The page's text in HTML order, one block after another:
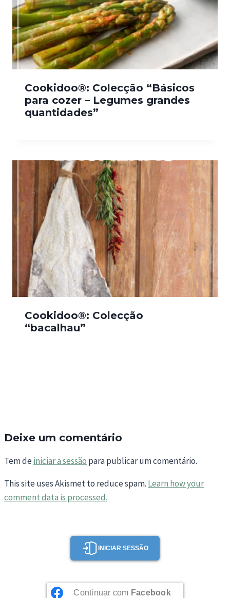
Cookidoo®: Colecção “Básicos
para cozer – Legumes grandes
quantidades”
Cookidoo®: Colecção
“bacalhau”
Deixe um comentário
Tem deiniciar a sessão para publicar um comentário.
This site uses Akismet to reduce spam. Learn how your
comment data is processed.
INICIAR SESSÃO
Continuar com Facebook